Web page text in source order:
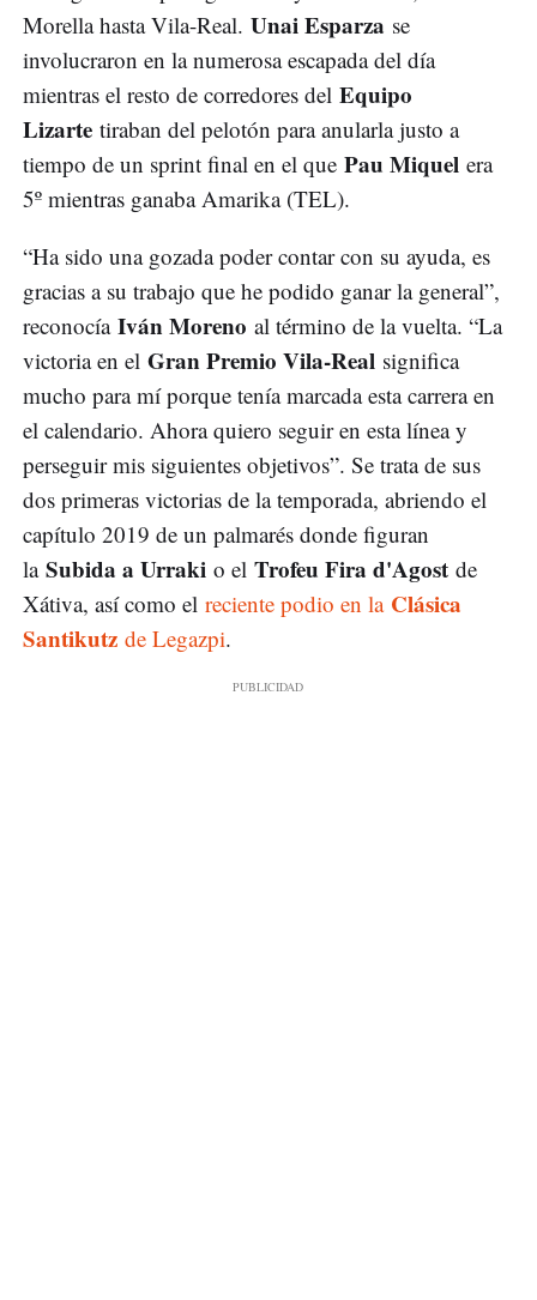
Morella hasta Vila-Real. Unai Esparza se
involucraron en la numerosa escapada del día
mientras el resto de corredores del Equipo
Lizarte tiraban del pelotón para anularla justo a
tiempo de un sprint final en el que Pau Miquel era
5º mientras ganaba Amarika (TEL).
“Ha sido una gozada poder contar con su ayuda, es
gracias a su trabajo que he podido ganar la general”,
reconocía Iván Moreno al término de la vuelta. “La
victoria en el Gran Premio Vila-Real significa
mucho para mí porque tenía marcada esta carrera en
el calendario. Ahora quiero seguir en esta línea y
perseguir mis siguientes objetivos”. Se trata de sus
dos primeras victorias de la temporada, abriendo el
capítulo 2019 de un palmarés donde figuran
la Subida a Urraki o el Trofeu Fira d'Agost de
Xátiva, así como el reciente podio en la Clásica
Santikutz de Legazpi.